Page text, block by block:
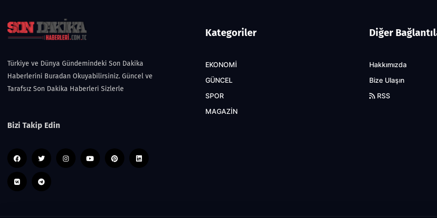
Türkiye ve Dünya Gündemindeki Son Dakika
Haberlerini Buradan Okuyabilirsiniz. Güncel ve
Tarafsız Son Dakika Haberleri Sizlerle
Bizi Takip Edin
Kategoriler
EKONOMİ
GÜNCEL
SPOR
MAGAZİN
Diğer
Hakkımızda
Bize Ulaşın
RSS